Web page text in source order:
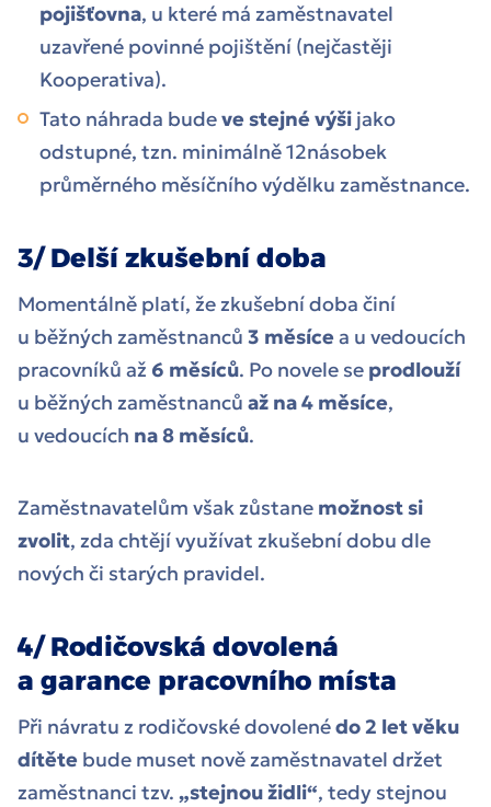
pojišťovna, u které má zaměstnavatel
uzavřené povinné pojištění (nejčastěji
Kooperativa).
Tato náhrada budeve stejné výši jako
odstupné, tzn. minimálně 12násobek
průměrného měsíčního výdělku zaměstnance.
3/ Delší zkušební doba
Momentálně platí, že zkušební doba činí
u běžných zaměstnanců 3 měsícea u vedoucích
pracovníků až 6 měsíců. Po novele se prodlouží
u běžných zaměstnanců až na 4 měsíce,
u vedoucích na 8 měsíců.
Zaměstnavatelům však zůstane možnost si
zvolit, zda chtějí využívat zkušební dobu dle
nových či starých pravidel.
4/ Rodičovská dovolená
a garance pracovního místa
Při návratu z rodičovské dovolenédo 2 let věku
dítěte bude muset nově zaměstnavatel držet
zaměstnanci tzv. „stejnou židli“, tedy stejnou